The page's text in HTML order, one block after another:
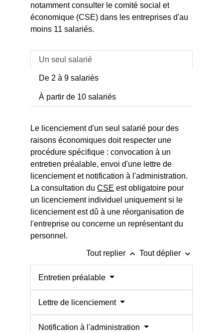
notamment consulter le comité social et
économique (CSE) dans les entreprises d'au
moins 11 salariés.
Un seul salarié
De 2 à 9 salariés
À partir de 10 salariés
Le licenciement d'un seul salarié pour des
raisons économiques doit respecter une
procédure spécifique : convocation à un
entretien préalable, envoi d'une lettre de
licenciement et notification à l'administration.
La consultation duCSE est obligatoire pour
un licenciement individuel uniquement si le
licenciement est dû à une réorganisation de
l'entreprise ou concerne un représentant du
personnel.
Tout replier keyboard_arrow_up Tout déplier keyboard_arrow_down
Entretien préalable
Lettre de licenciement
Notification à l'administration